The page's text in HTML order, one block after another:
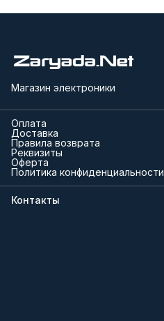
Магазин электроники
Оплата
Доставка
Правила возврата
Реквизиты
Оферта
Политика конфиденциальности
Контакты